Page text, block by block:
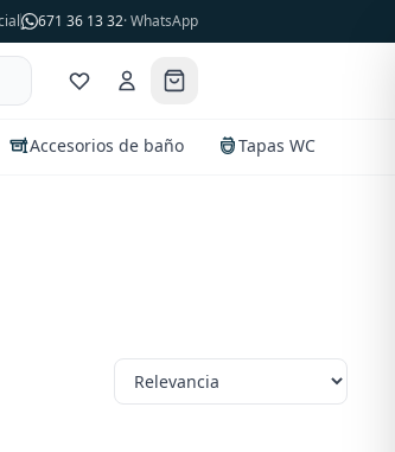
671 36 13 32· WhatsApp
Accesorios de baño Tapas WC